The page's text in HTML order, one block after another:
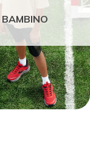
BAMBINO